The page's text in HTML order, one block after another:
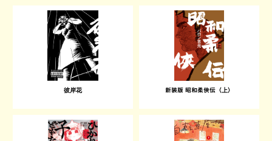
彼岸花 新装版 昭和柔俠伝〈上〉